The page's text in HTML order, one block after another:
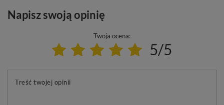
Napisz swoją opinię
Twoja ocena:
5/5
Treść twojej opinii